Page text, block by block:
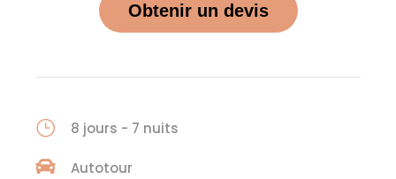
Obtenir un devis
8 jours - 7 nuits
Autotour